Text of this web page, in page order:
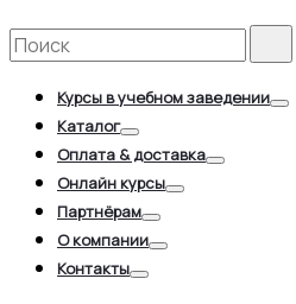
Search
for:
Курсы в учебном заведении
Каталог
Toggle
Оплата & доставка
Онлайн курсы
Партнёрам
О компании
Контакты